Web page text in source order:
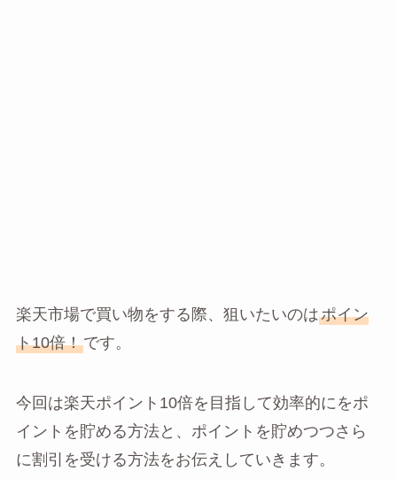
楽天市場で買い物をする際、狙いたいのはポイン
ト10倍！です。
今回は楽天ポイント10倍を目指して効率的にをポ
イントを貯める方法と、ポイントを貯めつつさら
に割引を受ける方法をお伝えしていきます。